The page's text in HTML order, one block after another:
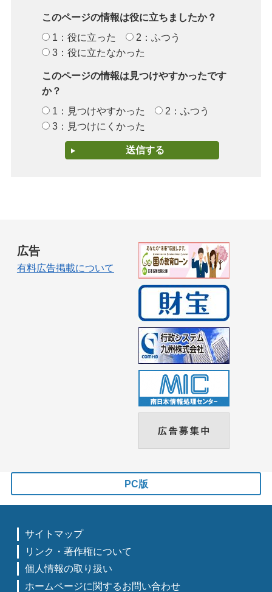
このページの情報は役に立ちましたか？
1：役に立った
2：ふつう
3：役に立たなかった
このページの情報は見つけやすかったです
か？
1：見つけやすかった
2：ふつう
3：見つけにくかった
広告
有料広告掲載について
PC版
サイトマップ
リンク・著作権について
個人情報の取り扱い
ホームページに関するお問い合わせ